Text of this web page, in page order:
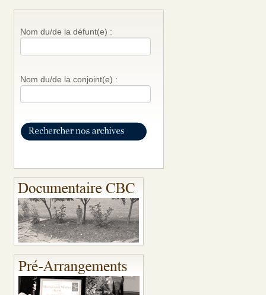
Nom du/de la défunt(e) :
Nom du/de la conjoint(e) :